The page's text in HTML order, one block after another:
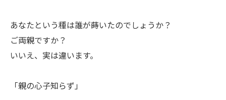
ㅤあなたという種は誰が蒔いたのでしょうか？
ご両親ですか？
いいえ、実は違います。
「親の心子知らず」